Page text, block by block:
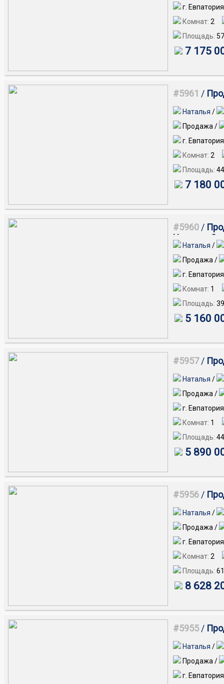
г.
Комнат: 2
Площадь:
7 175
#5961 /
мкрн.
Наталья /
Продажа /
г.
Комнат: 2
Площадь:
7 180
#5960 /
Чапаева, 8
Наталья /
Продажа /
г.
Комнат: 1
Площадь:
5 160
#5957/
мкрн.
Наталья /
Продажа /
г.
Комнат: 1
Площадь:
5 890
#5956 /
Наталья /
Продажа /
г.
Комнат: 2
Площадь:
8 628
#5955 /
Наталья /
Продажа /
г.